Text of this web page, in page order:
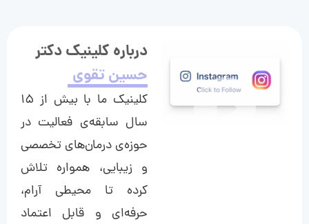
درباره کلینیک دکتر
حسین تقوی
کلینیک ما با بیش از ۱۵
سال سابقه‌ی فعالیت در
حوزه‌ی درمان‌های تخصصی
و زیبایی، همواره تلاش
کرده تا محیطی آرام،
حرفه‌ای و قابل اعتماد